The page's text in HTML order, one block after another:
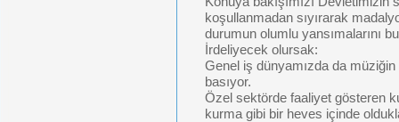
koşullanmadan sıyırarak
durumun olumlu yansımalarını
İrdeliyecek olursak:
Genel iş dünyamızda da
basıyor.
Özel sektörde faaliyet gösteren
kurma gibi bir heves içinde